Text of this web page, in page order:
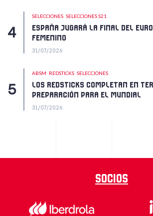
SELECCIONES SELECCIONES S21
ESPAÑA JUGARÁ LA FINAL DEL
FEMENINO
31/07/2026
ABSM REDSTICKS SELECCIONES
LOS REDSTICKS COMPLETAN EN
PREPARACIÓN PARA EL MUNDIAL
31/07/2026
Socios